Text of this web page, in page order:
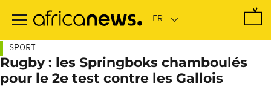
contenu
SPORT
Rugby : les Springboks chamboulés
pour le 2e test contre les Gallois